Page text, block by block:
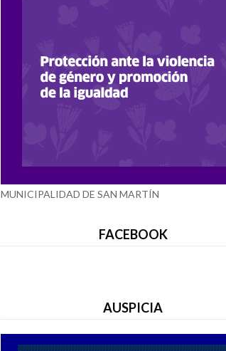
MUNICIPALIDAD DE SAN MARTÍN
FACEBOOK
AUSPICIA